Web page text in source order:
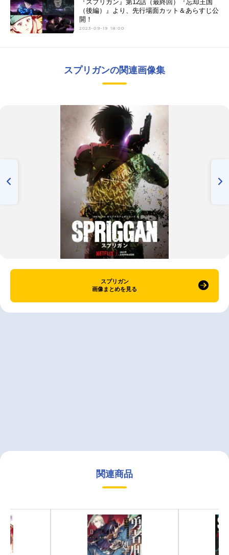
『スプリガン』第12話（最終回）『忘却王国
（後編）』より、先行場面カット＆あらすじ公
開！
2023-09-19 18:00
スプリガンの関連画像集
スプリガン
画像まとめを見る
関連商品